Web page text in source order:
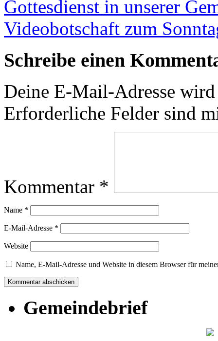
Gottesdienst in unserer
Videobotschaft zum
Schreibe einen
Deine E-Mail-Adresse
Erforderliche Felder sind
Kommentar *
Name *
E-Mail-Adresse *
Website
Name, E-Mail-Adresse und Website in diesem Browser für
Gemeindebrief